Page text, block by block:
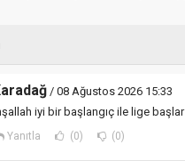
/ 08 Ağustos 2026 15:33
iyi bir başlangıç ile lige başlar
Yanıtla (0) (0)